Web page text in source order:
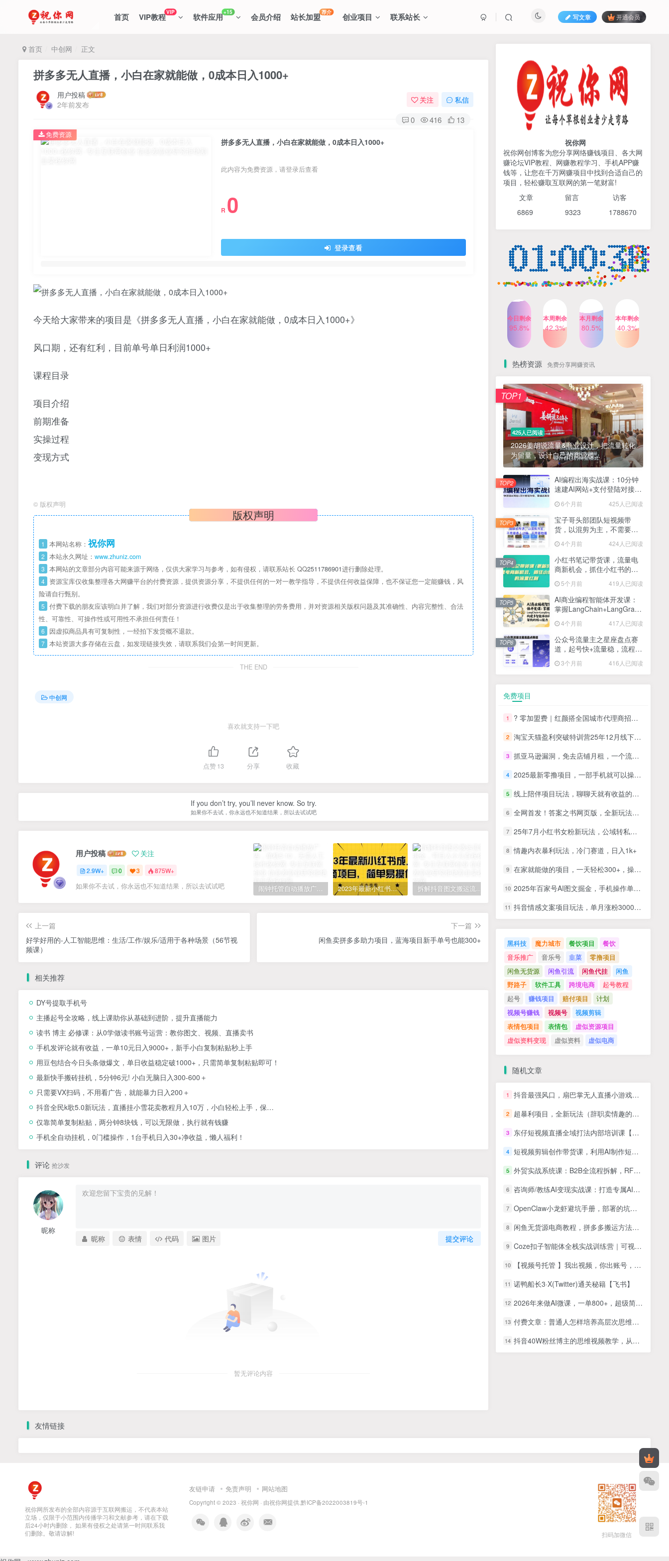
首页 VIP教程VIP 软件应用+15 会员介绍 站长加盟荐介 创业项目 联系站长 写文章 开通会员
首页 中创网 正文
拼多多无人直播，小白在家就能做，0成本日入1000+
用户投稿
2年前发布
关注 私信
0 416 13
拼多多无人直播，小白在家就能做，0成本日入1000+
此内容为免费资源，请登录后查看
R 0
登录查看
免费资源
今天给大家带来的项目是《拼多多无人直播，小白在家就能做，0成本日入1000+》
风口期，还有红利，目前单号单日利润1000+
课程目录
项目介绍
前期准备
实操过程
变现方式
© 版权声明
版权声明
1 本网站名称： 祝你网
2 本站永久网址： www.zhuniz.com
3 本网站的文章部分内容可能来源于网络，仅供大家学习与参考，如有侵权，请联系站长 QQ2511786901进行删除处理。
4 资源宝库仅收集整理各大网赚平台的付费资源，提供资源分享，不提供任何的一对一教学指导，不提供任何收益保障，也不保证您一定能赚钱，风
险请自行甄别。
5 付费下载的朋友应该明白并了解，我们对部分资源进行收费仅是出于收集整理的劳务费用，并对资源相关版权问题及其准确性、内容完整性、合法
性、可靠性、可操作性或可用性不承担任何责任！
6 因虚拟商品具有可复制性，一经拍下发货概不退款。
7 本站资源大多存储在云盘，如发现链接失效，请联系我们会第一时间更新。
THE END
中创网
喜欢就支持一下吧
点赞13 分享 收藏
If you don’t try, you’ll never know. So try.
如果你不去试，你永远也不知道结果，所以去试试吧
用户投稿 关注
2.9W+ 0 3 875W+
如果你不去试，你永远也不知道结果，所以去试试吧 闹钟托管自动播放广告，单机5-10，无需人工操作 2023年最新小红书成人电商项目，简单易操作【详细教程】 拆解抖音图文搬运流量掘金，可日入小几百 快手星火计划项目玩法，零门槛，单视频收益5000+，保姆级教程 汽水音乐听歌每天变现100+思路，第一时间入局抓住风口，玩法无私分享与你！
上一篇
好学好用的-人工智能思维：生活/工作/娱乐/适用于各种场景（56节视
频课）
下一篇
闲鱼卖拼多多助力项目，蓝海项目新手单号也能300+
相关推荐
DY号提取手机号
主播起号全攻略，线上课助你从基础到进阶，提升直播能力
读书 博主 必修课：从0学做读书账号运营：教你图文、视频、直播卖书
手机发评论就有收益，一单10元日入9000+，新手小白复制粘贴秒上手
用豆包结合今日头条做爆文，单日收益稳定破1000+，只需简单复制粘贴即可！
最新快手搬砖挂机，5分钟6元! 小白无脑日入300-600＋
只需要VX扫码，不用看广告，就能暴力日入200＋
抖音全民k歌5.0新玩法，直播挂小雪花卖教程月入10万，小白轻松上手，保…
仅靠简单复制粘贴，两分钟8块钱，可以无限做，执行就有钱赚
手机全自动挂机，0门槛操作，1台手机日入30+净收益，懒人福利！
评论 抢沙发
昵称
提交评论
昵称 表情 代码 图片
暂无评论内容
425人已阅读
2026姜胡说流量&商业设计，把流量转化
为留量，设计自己的商业模...
TOP1
AI编程出海实战课：10分钟
速建AI网站+支付登陆对接，
掌握出海全流程
6个月前 425人已阅读
TOP2
货，以混剪为主，不需要真
小红书笔记带货课，流量电
商新机会，抓住小红书的流
量红利(更新26年2月)
5个月前 419人已阅读
TOP4
AI商业编程智能体开发课：
TOP5
公众号流量主之星座盘点赛
道，起号快+流量稳，流程简
单，适合新手操作
3个月前 416人已阅读
TOP6
1 ? 零加盟费｜红颜搭全国城市代理商招募正式启动！
淘宝天猫盈利突破特训营25年12月线下课，系统性的深度剖析电商企业经营之道，打造电商标准化运营体系
3 抓亚马逊漏洞，免去店铺月租，一个流量大竞争小，让你有机会成大卖的赛道
2025最新零撸项目，一部手机就可以操作，20秒一单，零投入纯薅羊毛，无门槛，一天200+【揭秘】
5 线上陪伴项目玩法，聊聊天就有收益的项目，一个月收益5000+
6 全网首发！答案之书网页版，全新玩法，搭配文档和网页，日入1k+零门槛小白首选副业
7 25年7月小红书女粉新玩法，公域转私域变现，日轻松变现2张+，5分钟简单复制好上手
8 情趣内衣暴利玩法，冷门赛道，日入1k+
9 在家就能做的项目，一天轻松300+，操作简单上手快
10 2025年百家号AI图文掘金，手机操作单号月入4-5位数，低门槛【附指令+工具】
抖音情感文案项目玩法，单月涨粉3000+，新手小白也能做
祝你网
祝你网创博客为您分享网络赚钱项目、各大网
赚论坛VIP教程、网赚教程学习、手机APP赚
钱等，让您在千万网赚项目中找到合适自己的
项目，轻松赚取互联网的第一笔财富!
文章 留言 访客
6869 9323 1788670
今日剩余
95.8%
本周剩余
42.3%
本月剩余
80.5%
本年剩余
40.3%
热榜资源 免费分享网赚资讯
425人已阅读
2026姜胡说流量&商业设计，把流量转化
为留量，设计自己的商业模...
TOP1
AI编程出海实战课：10分钟
速建AI网站+支付登陆对接，
6个月前 425人已阅读
TOP2
宝子哥头部团队短视频带
货，以混剪为主，不需要真
26年3月】
4个月前 424人已阅读
TOP3
小红书笔记带货课，流量电
商新机会，抓住小红书的流
5个月前 419人已阅读
TOP4
AI商业编程智能体开发课：
掌握LangChain+LangGraph
心能力
4个月前 417人已阅读
TOP5
公众号流量主之星座盘点赛
道，起号快+流量稳，流程简
3个月前 416人已阅读
TOP6
免费项目
1 ? 零加盟费｜红颜搭全国城市代理商招募正式启动！
2 淘宝天猫盈利突破特训营25年12月线下课，系统性的深度剖析电商企业经营之道，打造电商标准化运营体系
3 抓亚马逊漏洞，免去店铺月租，一个流量大竞争小，让你有机会成大卖的赛道
4 2025最新零撸项目，一部手机就可以操作，20秒一单，零投入纯薅羊毛，无门槛，一天200+【揭秘】
5 线上陪伴项目玩法，聊聊天就有收益的项目，一个月收益5000+
6 全网首发！答案之书网页版，全新玩法，搭配文档和网页，日入1k+零门槛小白首选副业
7 25年7月小红书女粉新玩法，公域转私域变现，日轻松变现2张+，5分钟简单复制好上手
8 情趣内衣暴利玩法，冷门赛道，日入1k+
9 在家就能做的项目，一天轻松300+，操作简单上手快
10 2025年百家号AI图文掘金，手机操作单号月入4-5位数，低门槛【附指令+工具】
11 抖音情感文案项目玩法，单月涨粉3000+，新手小白也能做
黑科技 魔力城市 餐饮项目
餐饮
音乐推广
音乐号 韭菜
零撸项目
闲鱼无货源
闲鱼引流 闲鱼代挂
闲鱼
野路子
软件工具 跨境电商
起号教程
起号
赚钱项目 赔付项目
计划
视频号赚钱
视频号
视频剪辑
表情包项目
表情包
虚似资源项目
虚似资料变现
虚似资料 虚似电商
随机文章
1 抖音最强风口，扇巴掌无人直播小游戏日入1000+，无需露脸，保姆式教学
2 超暴利项目，全新玩法（辞职卖情趣的第几天），七天变现上万，日引500+粉
3 东仔短视频直播全域打法内部培训课【飞书文档】
4 短视频剪辑创作带货课，利用AI制作短视频，市面上比较火的AI各类玩法
5 外贸实战系统课：B2B全流程拆解，RFQ深度开发技巧，十大案例策略解析
6 咨询师/教练AI变现实战课：打造专属AI聊天机器人替你交付，一小时收费2000
7 OpenClaw小龙虾避坑手册，部署的坑，运营的坑，二次开发避坑，场景落地避坑，一次性给你说全了！
8 闲鱼无货源电商教程，拼多多搬运方法，用了这个方法后，月入6k(附详细教程)
9 Coze扣子智能体全栈实战训练营｜可视化工作流搭建、多媒体自动成片、办公数据自动化、API与代码节点商用落地
10 【视频号托管 】我出视频，你出账号，每天5分钟发布，最高躺挣2W+【揭秘】
11 诺鸭船长3·X(Twitter)通关秘籍【飞书】
12 2026年来做AI微课，一单800+，超级简单，风口暴利，告别打工！
13 付费文章：普通人怎样培养高层次思维，六大核心能力规避各类决策失误
14 抖音40W粉丝博主的思维视频教学，从选题、素材到剪辑，轻松解锁创作者伙伴+精选收益
友情链接
祝你网所发布的全部内容源于互联网搬运，不代表本站
立场，仅限于小范围内传播学习和文献参考，请在下载
后24小时内删除， 如果有侵权之处请第一时间联系我
们删除。敬请谅解!
友链申请 免责声明 网站地图
Copyright © 2023 · 祝你网 · 由祝你网提供.黔ICP备2022003819号-1
扫码加微信